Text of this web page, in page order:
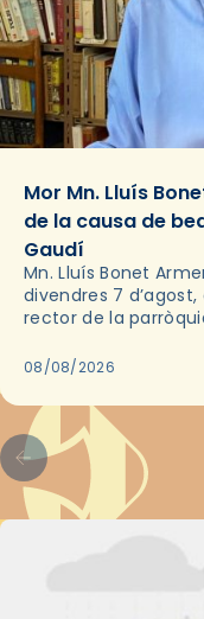
Mor Mn. Lluís
de la causa de
Gaudí
Mn. Lluís Bonet
divendres 7 d’agost,
rector de la
2018,…
08/08/2026